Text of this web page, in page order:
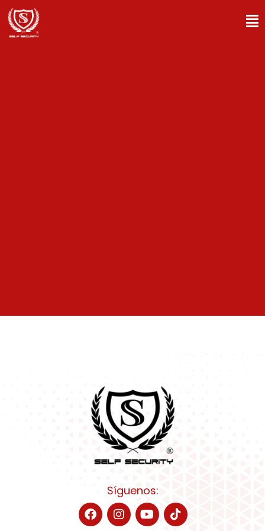
Síguenos: